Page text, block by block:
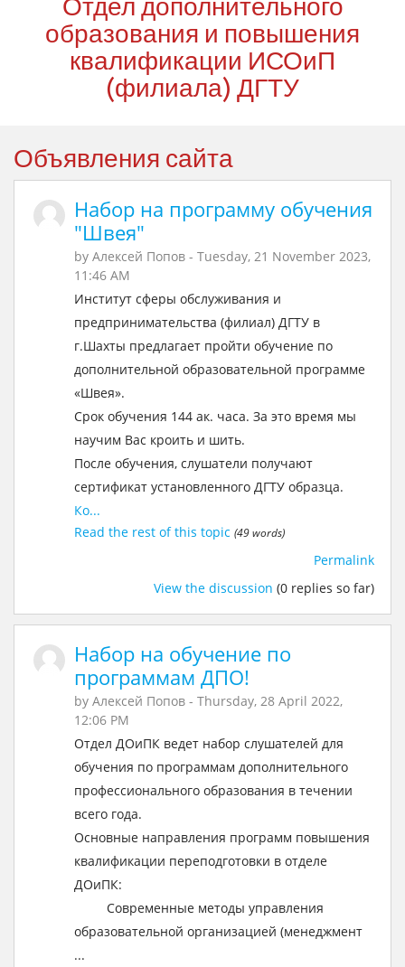
образования и повышения
квалификации ИСОиП
(филиала) ДГТУ
Объявления сайта
Набор на программу обучения
"Швея"
by Алексей Попов - Tuesday, 21 November 2023,
11:46 AM
Институт сферы обслуживания и
предпринимательства (филиал) ДГТУ в
г.Шахты предлагает пройти обучение по
дополнительной образовательной программе
«Швея».
Срок обучения 144 ак. часа. За это время мы
научим Вас кроить и шить.
После обучения, слушатели получают
сертификат установленного ДГТУ образца.
Ко...
Read the rest of this topic (49 words)
Permalink
View the discussion (0 replies so far)
Набор на обучение по
программам ДПО!
by Алексей Попов - Thursday, 28 April 2022,
12:06 PM
Отдел ДОиПК ведет набор слушателей для
обучения по программам дополнительного
профессионального образования в течении
всего года.
Основные направления программ повышения
квалификации переподготовки в отделе
ДОиПК:
Современные методы управления
образовательной организацией (менеджмент
...